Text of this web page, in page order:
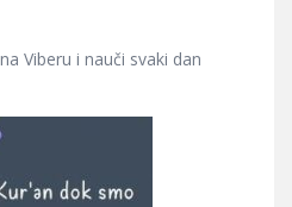
Viberu i nauči svaki dan